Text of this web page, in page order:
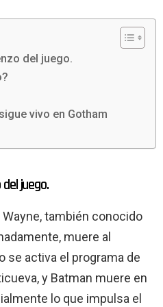
del juego.
vivo en Gotham
juego.
también conocido
muere al
se activa el programa de
y Batman muere en
lo que impulsa el